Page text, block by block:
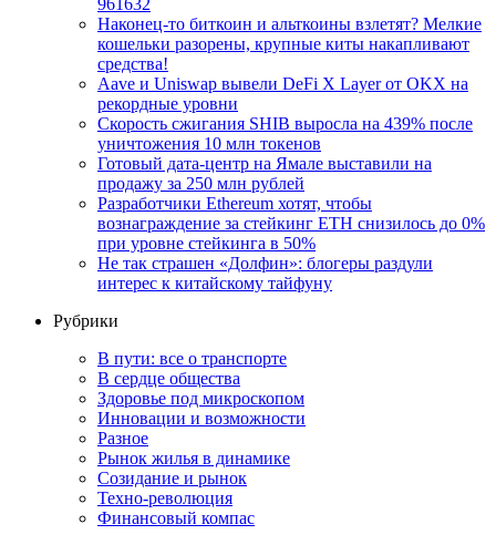
961632
Наконец-то биткоин и альткоины взлетят? Мелкие
кошельки разорены, крупные киты накапливают
средства!
Aave и Uniswap вывели DeFi X Layer от OKX на
рекордные уровни
Скорость сжигания SHIB выросла на 439% после
уничтожения 10 млн токенов
Готовый дата-центр на Ямале выставили на
продажу за 250 млн рублей
Разработчики Ethereum хотят, чтобы
вознаграждение за стейкинг ETH снизилось до 0%
при уровне стейкинга в 50%
Не так страшен «Долфин»: блогеры раздули
интерес к китайскому тайфуну
Рубрики
В пути: все о транспорте
В сердце общества
Здоровье под микроскопом
Инновации и возможности
Разное
Рынок жилья в динамике
Созидание и рынок
Техно-революция
Финансовый компас